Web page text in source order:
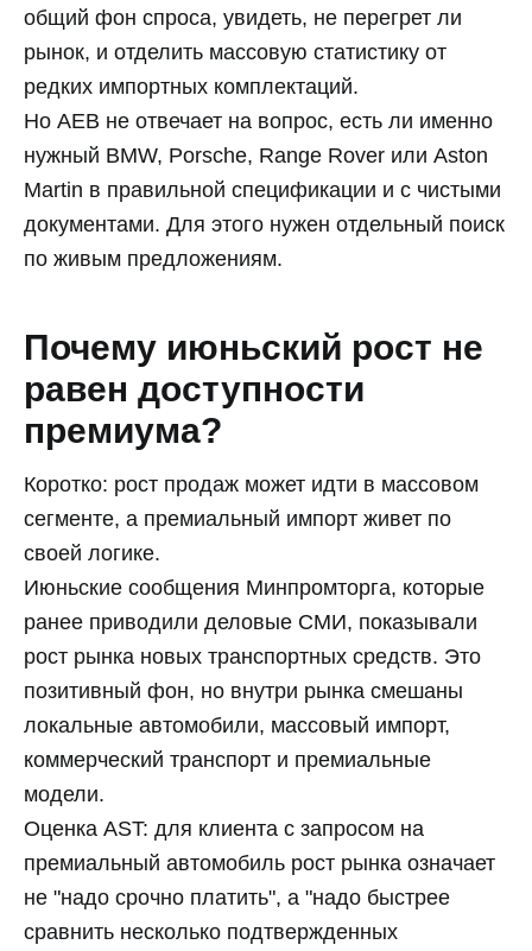
общий фон спроса, увидеть, не перегрет ли
рынок, и отделить массовую статистику от
редких импортных комплектаций.
Но AEB не отвечает на вопрос, есть ли именно
нужный BMW, Porsche, Range Rover или Aston
Martin в правильной спецификации и с чистыми
документами. Для этого нужен отдельный поиск
по живым предложениям.
Почему июньский рост не
равен доступности
премиума?
Коротко: рост продаж может идти в массовом
сегменте, а премиальный импорт живет по
своей логике.
Июньские сообщения Минпромторга, которые
ранее приводили деловые СМИ, показывали
рост рынка новых транспортных средств. Это
позитивный фон, но внутри рынка смешаны
локальные автомобили, массовый импорт,
коммерческий транспорт и премиальные
модели.
Оценка AST: для клиента с запросом на
премиальный автомобиль рост рынка означает
не "надо срочно платить", а "надо быстрее
сравнить несколько подтвержденных